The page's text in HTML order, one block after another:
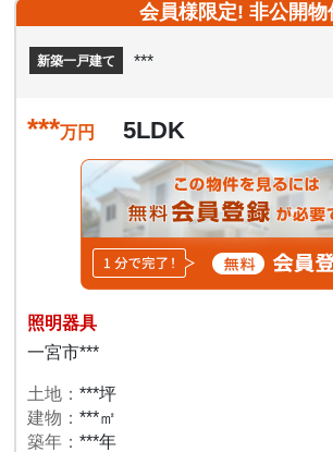
会員様限定! 非公開物
新築一戸建て ***
***万円 5LDK
照明器具
一宮市***
土地：***坪
建物：***㎡
築年：***年